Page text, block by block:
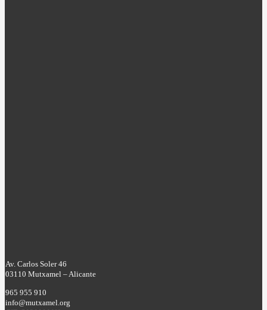
Av. Carlos Soler 46
03110 Mutxamel – Alicante
965 955 910
info@mutxamel.org